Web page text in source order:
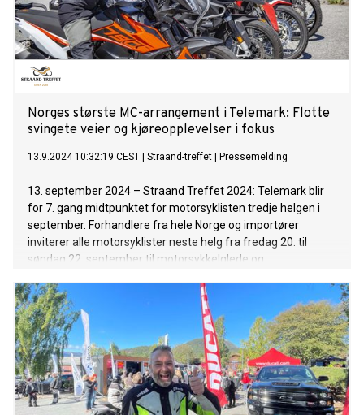
Norges største MC-arrangement i Telemark: Flotte
svingete veier og kjøreopplevelser i fokus
13.9.2024 10:32:19 CEST Straand-treffet Pressemelding
13. september 2024 – Straand Treffet 2024: Telemark blir
for 7. gang midtpunktet for motorsyklisten tredje helgen i
september. Forhandlere fra hele Norge og importører
inviterer alle motorsyklister neste helg fra fredag 20. til
søndag 22. september til motorsykkelglede og